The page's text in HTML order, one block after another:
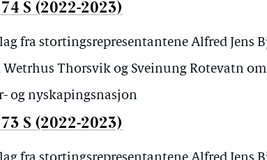
S (2022-2023)
fra stortingsrepresentantene Alfred Jens
Thorsvik og Sveinung Rotevatn
og nyskapingsnasjon
S (2022-2023)